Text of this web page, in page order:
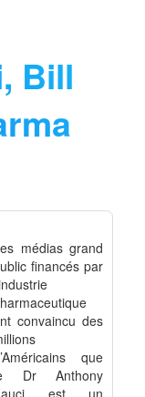
Bill
médias grand
financés par
convaincu des
que
Dr Anthony
est un